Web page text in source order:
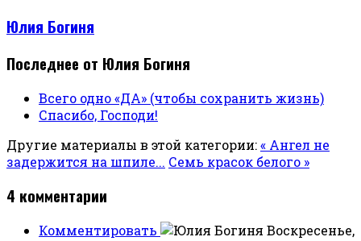
Юлия Богиня
Последнее от Юлия Богиня
Всего одно «ДА» (чтобы сохранить жизнь)
Спасибо, Господи!
Другие материалы в этой категории:« Ангел не
задержится на шпиле... Семь красок белого »
4 комментарии
Комментировать
Воскресенье,